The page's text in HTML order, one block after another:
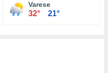
Varese
32° 21°